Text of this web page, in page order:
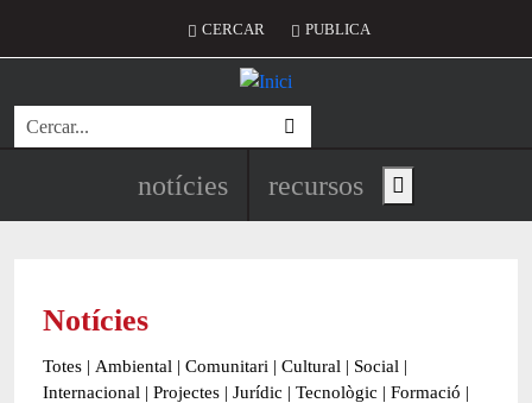
Menú del compte d'usuari
CERCAR PUBLICA
Cerca
Navegació principal de
notícies recursos Show main menu
Notícies
Totes | Ambiental | Comunitari | Cultural | Social |
Internacional | Projectes | Jurídic | Tecnològic | Formació |